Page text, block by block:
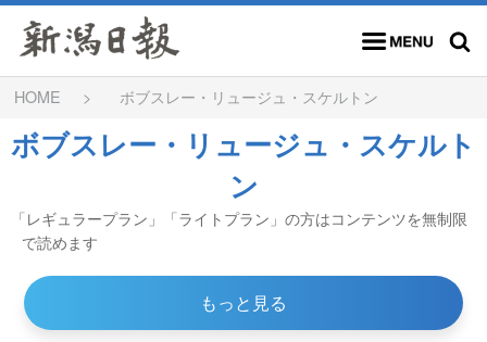
メニュー 検索
HOME ボブスレー・リュージュ・スケルトン
ボブスレー・リュージュ・スケルト
ン
「レギュラープラン」「ライトプラン」の方はコンテンツを無制限
で読めます
もっと見る